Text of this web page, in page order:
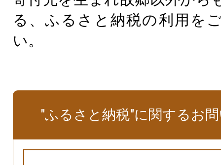
る、ふるさと納税の利用を
い。
"ふるさと納税"に関するお